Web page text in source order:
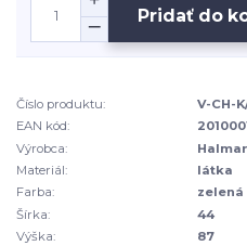
Pridať do
Číslo produktu:
V-CH-
EAN kód:
Výrobca:
Halmar
Materiál:
látka
Farba:
zelená
Šírka:
44
Výška:
87